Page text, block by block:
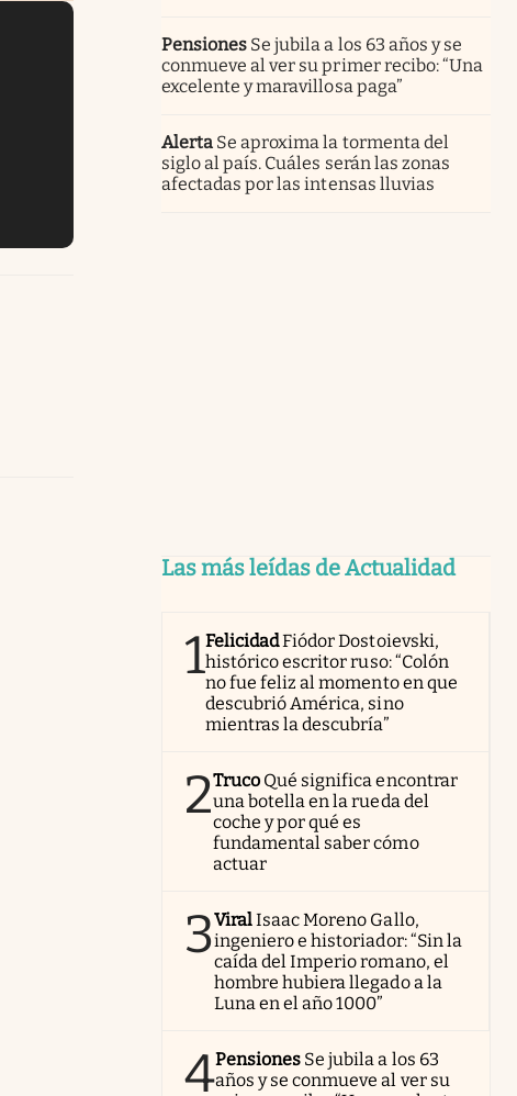
Pensiones Se jubila a los 63 años y se
conmueve al ver su primer recibo: “Una
excelente y maravillosa paga”
Alerta Se aproxima la tormenta del
siglo al país. Cuáles serán las zonas
afectadas por las intensas lluvias
Las más leídas de Actualidad
1FelicidadFiódor Dostoievski,
histórico escritor ruso: “Colón
no fue feliz al momento en que
descubrió América, sino
mientras la descubría”
2Truco Qué significa encontrar
una botella en la rueda del
coche y por qué es
fundamental saber cómo
actuar
3ViralIsaac Moreno Gallo,
ingeniero e historiador: “Sin la
caída del Imperio romano, el
hombre hubiera llegado a la
Luna en el año 1000”
4Pensiones Se jubila a los 63
años y se conmueve al ver su